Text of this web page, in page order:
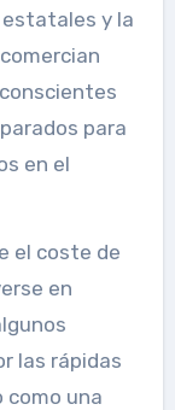
y la
para
en el
el coste de
en
las rápidas
como una